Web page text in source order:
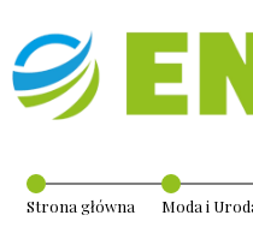
Strona główna Moda i